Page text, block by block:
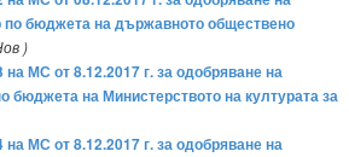
бюджета на държавното обществено
)
МС от 8.12.2017 г. за одобряване на
бюджета на Министерството на културата за
МС от 8.12.2017 г. за одобряване на